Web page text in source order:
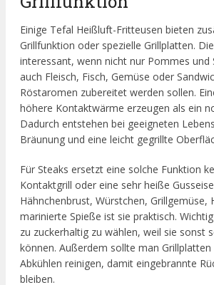
Einige Tefal Heißluft-Fritteusen bieten
Grillfunktion oder spezielle Grillplatten.
interessant, wenn nicht nur Pommes und
auch Fleisch, Fisch, Gemüse oder
Röstaromen zubereitet werden sollen.
höhere Kontaktwärme erzeugen als ein
Dadurch entstehen bei geeigneten
Bräunung und eine leicht gegrillte
Für Steaks ersetzt eine solche Funktion
Kontaktgrill oder eine sehr heiße
Hähnchenbrust, Würstchen, Grillgemüse,
marinierte Spieße ist sie praktisch.
zu zuckerhaltig zu wählen, weil sie sonst
können. Außerdem sollte man
Abkühlen reinigen, damit eingebrannte
bleiben.